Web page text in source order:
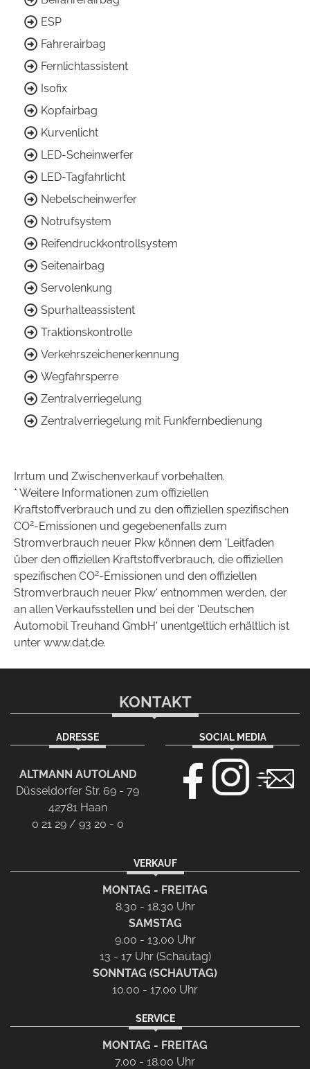
ESP
Fahrerairbag
Fernlichtassistent
Isofix
Kopfairbag
Kurvenlicht
LED-Scheinwerfer
LED-Tagfahrlicht
Nebelscheinwerfer
Notrufsystem
Reifendruckkontrollsystem
Seitenairbag
Servolenkung
Spurhalteassistent
Traktionskontrolle
Verkehrszeichenerkennung
Wegfahrsperre
Zentralverriegelung
Zentralverriegelung mit Funkfernbedienung
Irrtum und Zwischenverkauf vorbehalten.
* Weitere Informationen zum offiziellen
Kraftstoffverbrauch und zu den offiziellen spezifischen
CO2-Emissionen und gegebenenfalls zum
Stromverbrauch neuer Pkw können dem 'Leitfaden
über den offiziellen Kraftstoffverbrauch, die offiziellen
spezifischen CO2-Emissionen und den offiziellen
Stromverbrauch neuer Pkw' entnommen werden, der
an allen Verkaufsstellen und bei der 'Deutschen
Automobil Treuhand GmbH' unentgeltlich erhältlich ist
unter www.dat.de.
KONTAKT
ADRESSE
ALTMANN AUTOLAND
Düsseldorfer Str. 69 - 79
42781 Haan
0 21 29 / 93 20 - 0
SOCIAL MEDIA
VERKAUF
MONTAG - FREITAG
8.30 - 18.30 Uhr
SAMSTAG
9.00 - 13.00 Uhr
13 - 17 Uhr (Schautag)
SONNTAG (SCHAUTAG)
10.00 - 17.00 Uhr
SERVICE
MONTAG - FREITAG
7.00 - 18.00 Uhr